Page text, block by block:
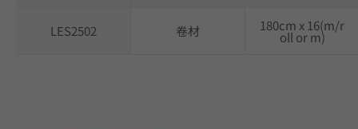
LES2502 卷材 180cm x 16(m/r
oll or m)